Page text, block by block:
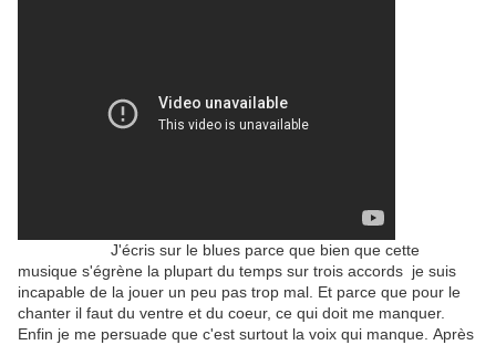
J'écris sur le blues parce que bien que cette
musique s'égrène la plupart du temps sur trois accords je suis
incapable de la jouer un peu pas trop mal. Et parce que pour le
chanter il faut du ventre et du coeur, ce qui doit me manquer.
Enfin je me persuade que c'est surtout la voix qui manque. Après